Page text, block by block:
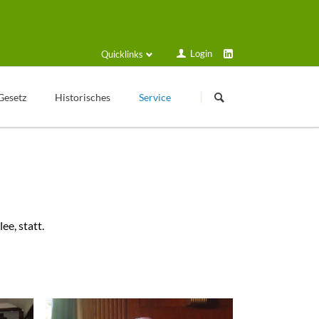
Login
Quicklinks
überspringen
Historisches Service
VGT Blog
statt.